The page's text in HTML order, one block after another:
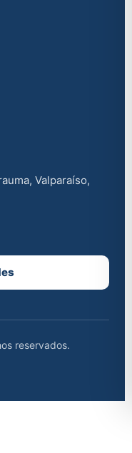
Valparaíso,
reservados.